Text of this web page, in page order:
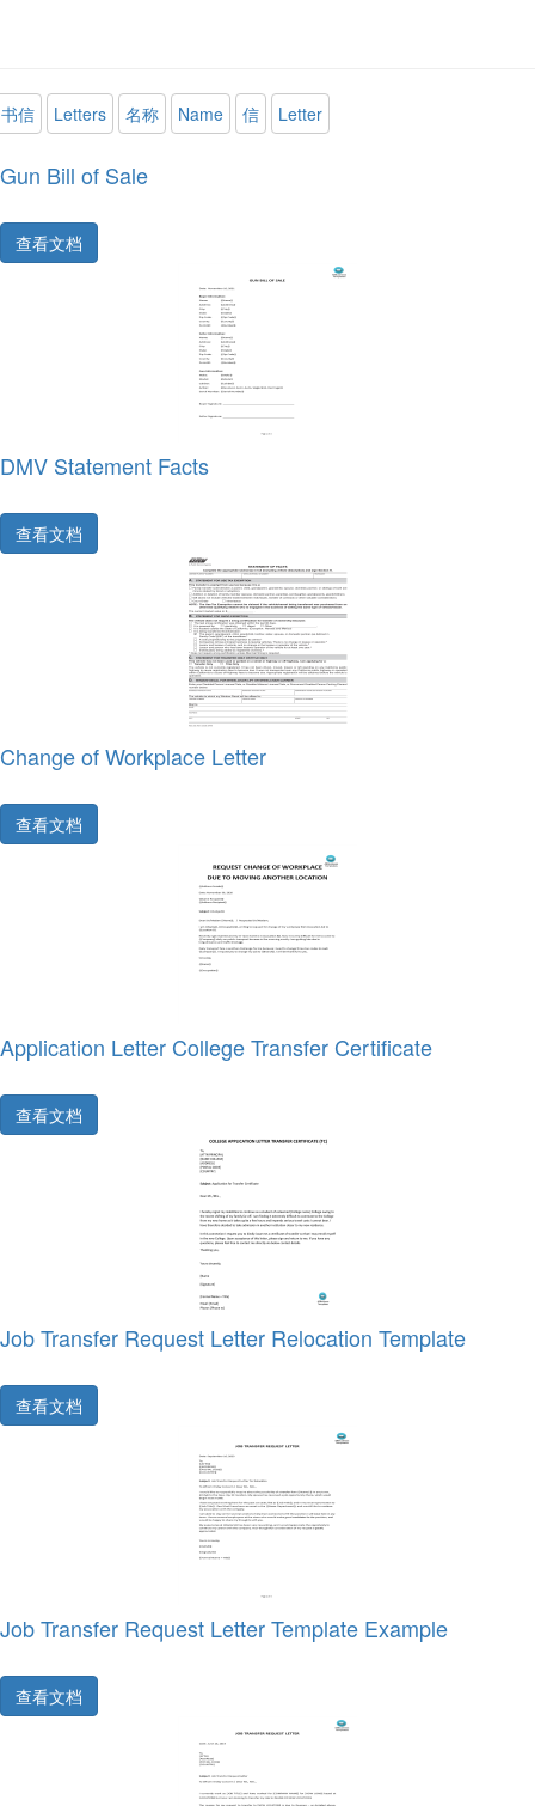
书信 Letters 名称 Name 信 Letter
Gun Bill of Sale
查看文档
DMV Statement Facts
查看文档
Change of Workplace Letter
查看文档
Application Letter College Transfer Certificate
查看文档
Job Transfer Request Letter Relocation Template
查看文档
Job Transfer Request Letter Template Example
查看文档